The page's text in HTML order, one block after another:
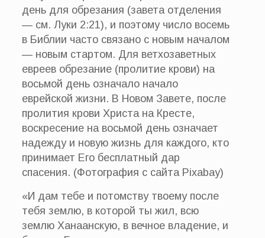
день для обрезания (завета отделения
— см. Луки 2:21), и поэтому число восемь
в Библии часто связано с новым началом
— новым стартом. Для ветхозаветных
евреев обрезание (пролитие крови) на
восьмой день означало начало
еврейской жизни. В Новом Завете, после
пролития крови Христа на Кресте,
воскресение на восьмой день означает
надежду и новую жизнь для каждого, кто
принимает Его бесплатный дар
спасения. (Фотография с сайта Pixabay)
«И дам тебе и потомству твоему после
тебя землю, в которой ты жил, всю
землю Ханаанскую, в вечное владение, и